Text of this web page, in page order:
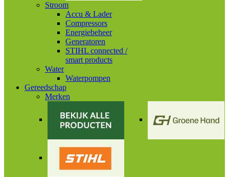
Stroom
Accu & Lader
Compressors
Energiebeheer
Generatoren
STIHL connected /
smart products
Water
Waterpompen
Gereedschap
Merken